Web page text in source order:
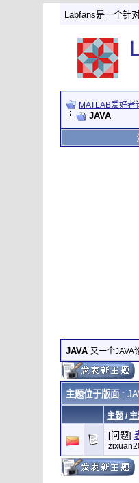
Labfans是一个针
MATLAB爱好
JAVA
JAVA 又一个JAVA
主题位于版面:
主题/
[问题]